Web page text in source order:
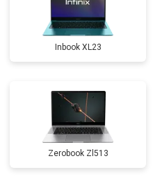
Inbook XL23
Zerobook Zl513